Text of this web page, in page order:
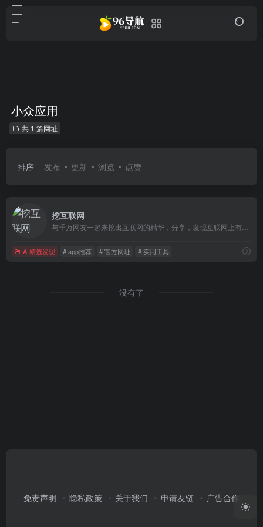
小众应用
共 1 篇网址
排序 发布 更新 浏览 点赞
挖互联网
A-精选发现 # app推荐 # 官方网址 # 实用工具
没有了
免责声明 隐私政策 关于我们 申请友链 广告合作